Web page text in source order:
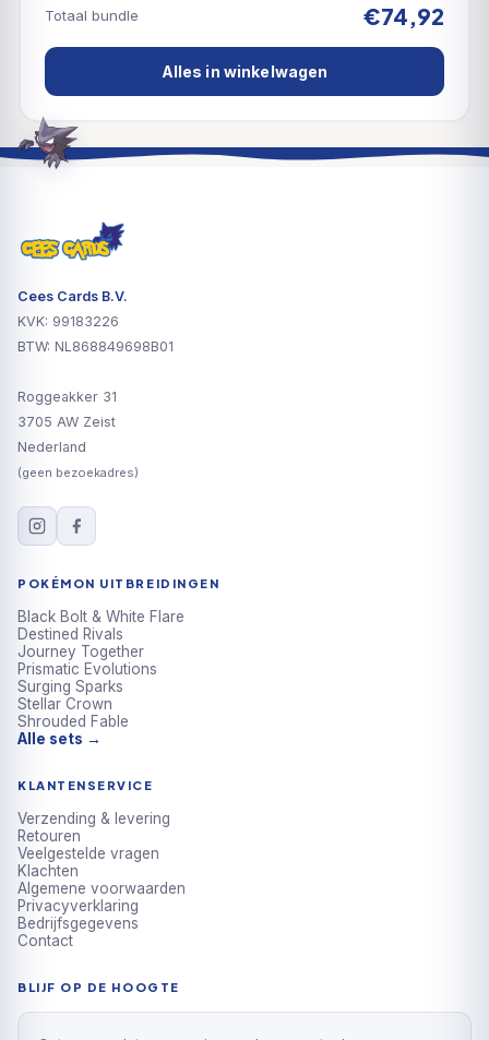
Totaal bundle €74,92
Alles in winkelwagen
Cees Cards B.V.
KVK: 99183226
BTW: NL868849698B01
Roggeakker 31
3705 AW Zeist
Nederland
(geen bezoekadres)
POKÉMON UITBREIDINGEN
Black Bolt & White Flare
Destined Rivals
Journey Together
Prismatic Evolutions
Surging Sparks
Stellar Crown
Shrouded Fable
Alle sets →
KLANTENSERVICE
Verzending & levering
Retouren
Veelgestelde vragen
Klachten
Algemene voorwaarden
Privacyverklaring
Bedrijfsgegevens
Contact
BLIJF OP DE HOOGTE